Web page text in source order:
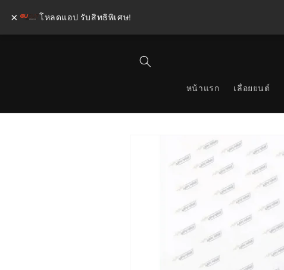
ข้ามไป
หน้าแรก เลื่อยยนต์
× โหลดแอป รับสิทธิพิเศษ!